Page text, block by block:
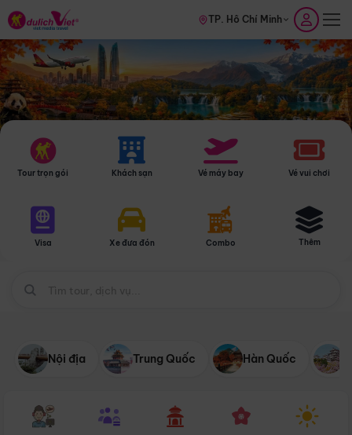
TP. Hồ Chí Minh
Tour trọn gói Khách sạn Vé máy bay Vé vui chơi
Visa Xe đưa đón Combo Thêm
Nội địa Trung Quốc Hàn Quốc